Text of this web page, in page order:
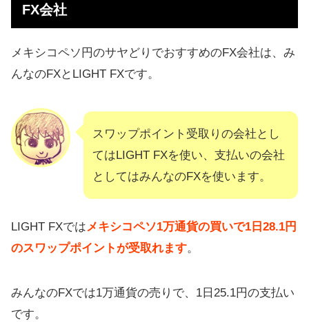
FX会社
メキシコペソ円のサヤどりでおすすめのFX会社は、み
んなのFXとLIGHT FXです。
スワップポイント受取りの会社とし
てはLIGHT FXを使い、支払いの会社
としてはみんなのFXを使います。
LIGHT FXではメキシコペソ1万通貨の買いで1日28.1円
のスワップポイントが受取れます。
みんなのFXでは1万通貨の売りで、1日25.1円の支払い
です。